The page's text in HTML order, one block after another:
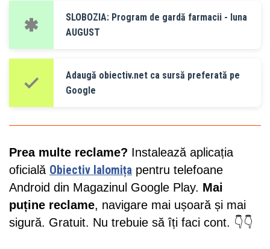
SLOBOZIA: Program de gardă farmacii - luna
AUGUST
Adaugă obiectiv.net ca sursă preferată pe
Google
Prea multe reclame? Instalează aplicația
oficială Obiectiv Ialomița pentru telefoane
Android din Magazinul Google Play. Mai
puține reclame, navigare mai ușoară și mai
sigură. Gratuit. Nu trebuie să îți faci cont. 👇👇